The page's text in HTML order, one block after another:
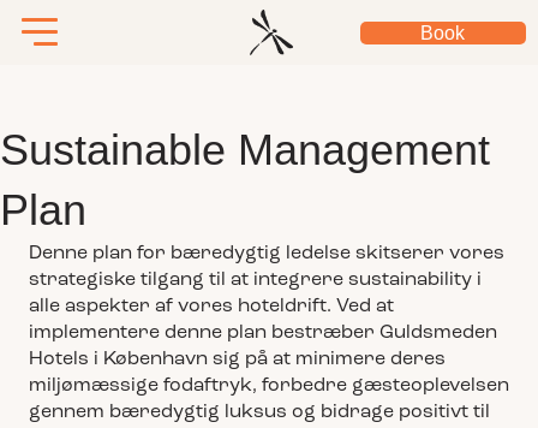
Book
Sustainable Management
Plan
Denne plan for bæredygtig ledelse skitserer vores
strategiske tilgang til at integrere sustainability i
alle aspekter af vores hoteldrift. Ved at
implementere denne plan bestræber Guldsmeden
Hotels i København sig på at minimere deres
miljømæssige fodaftryk, forbedre gæsteoplevelsen
gennem bæredygtig luksus og bidrage positivt til